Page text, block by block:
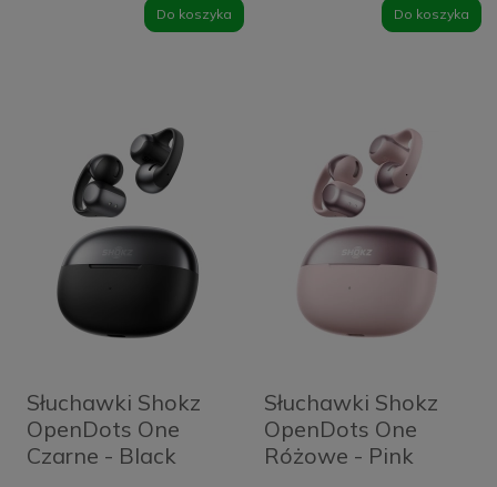
Do koszyka Do koszyka
Słuchawki Shokz
OpenDots One
Czarne - Black
Słuchawki Shokz
OpenDots One
Różowe - Pink